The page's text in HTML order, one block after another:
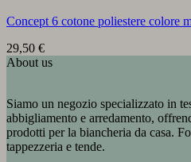
Concept 6 cotone poliestere colore
29,50 €
About us
Siamo un negozio specializzato in
abbigliamento e arredamento,
prodotti per la biancheria da casa.
tappezzeria e tende.